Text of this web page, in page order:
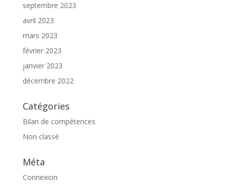
septembre 2023
avril 2023
mars 2023
février 2023
janvier 2023
décembre 2022
Catégories
Bilan de compétences
Non classé
Méta
Connexion